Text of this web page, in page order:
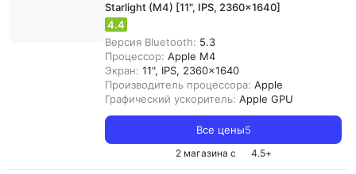
Starlight (M4) [11", IPS, 2360x1640]
4.4
Версия Bluetooth: 5.3
Процессор: Apple M4
Экран: 11", IPS, 2360x1640
Производитель процессора: Apple
Графический ускоритель: Apple GPU
Все цены5
2 магазина с 4.5+